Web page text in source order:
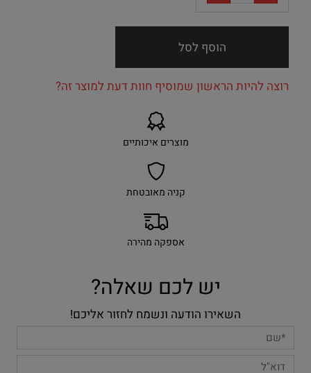
הוסף לסל
רוצה להיות הראשון שמוסיף חוות דעת למוצר זה?
מוצרים איכותיים
קניה מאובטחת
אספקה מהירה
יש לכם שאלה?
השאירו הודעה ונשמח לחזור אליכם!